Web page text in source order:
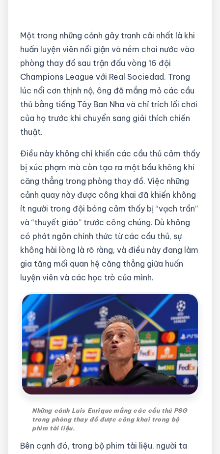
Một trong những cảnh gây tranh cãi nhất là khi
huấn luyện viên nổi giận và ném chai nước vào
phòng thay đồ sau trận đấu vòng 16 đội
Champions League với Real Sociedad. Trong
lúc nổi cơn thịnh nộ, ông đã mắng mỏ các cầu
thủ bằng tiếng Tây Ban Nha và chỉ trích lối chơi
của họ trước khi chuyển sang giải thích chiến
thuật.
Điều này không chỉ khiến các cầu thủ cảm thấy
bị xúc phạm mà còn tạo ra một bầu không khí
căng thẳng trong phòng thay đồ. Việc những
cảnh quay này được công khai đã khiến không
ít người trong đội bóng cảm thấy bị “vạch trần”
và “thuyết giáo” trước công chúng. Dù không
có phát ngôn chính thức từ các cầu thủ, sự
không hài lòng là rõ ràng, và điều này đang làm
gia tăng mối quan hệ căng thẳng giữa huấn
luyện viên và các học trò của mình.
Những cảnh Luis Enrique mắng các cầu thủ PSG
trong phòng thay đồ được công khai trong bộ
phim tài liệu.
Bên cạnh đó, trong bộ phim tài liệu, người ta